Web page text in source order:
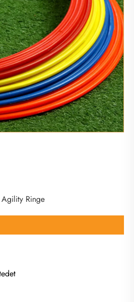
Agility Ringe